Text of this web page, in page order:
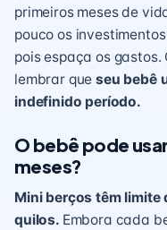
primeiros meses de
pouco os
pois espaça os
lembrar queseu bebê
indefinido período.
O bebê pode
meses?
Mini berços têm limite
quilos. Embora cada